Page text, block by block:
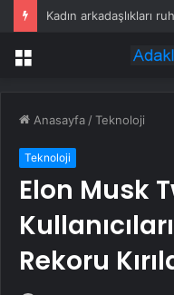
Kadın arkadaşlıkları
Menü
Anasayfa /Teknoloji
Teknoloji
Elon Musk
Rekoru